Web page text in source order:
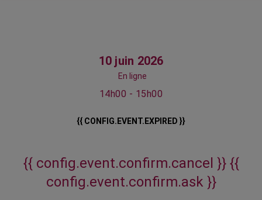
10 juin 2026
En ligne
14h00 - 15h00
{{ CONFIG.EVENT.EXPIRED }}
{{ config.event.confirm.cancel }} {{
config.event.confirm.ask }}